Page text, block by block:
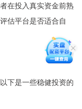
在投入真实资金前熟
估平台是否适合自
下是一些稳健投资的